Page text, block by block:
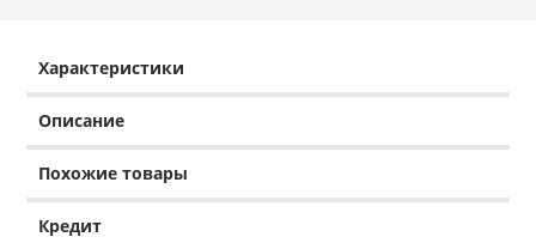
Характеристики
Описание
Похожие товары
Кредит